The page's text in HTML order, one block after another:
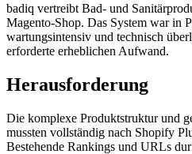
badiq vertreibt Bad- und
Magento-Shop. Das System war in
wartungsintensiv und technisch
erforderte erheblichen Aufwand.
Herausforderung
Die komplexe Produktstruktur und
mussten vollständig nach Shopify
Bestehende Rankings und URLs